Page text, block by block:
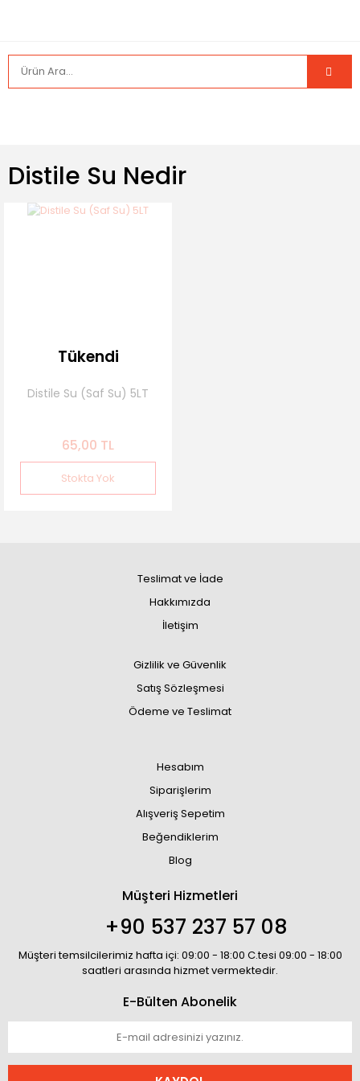
Distile Su Nedir
Tükendi
Distile Su (Saf Su) 5LT
65,00 TL
Stokta Yok
Teslimat ve İade
Hakkımızda
İletişim
Gizlilik ve Güvenlik
Satış Sözleşmesi
Ödeme ve Teslimat
Hesabım
Siparişlerim
Alışveriş Sepetim
Beğendiklerim
Blog
Müşteri Hizmetleri
+90 537 237 57 08
Müşteri temsilcilerimiz hafta içi: 09:00 - 18:00 C.tesi 09:00 - 18:00
saatleri arasında hizmet vermektedir.
E-Bülten Abonelik